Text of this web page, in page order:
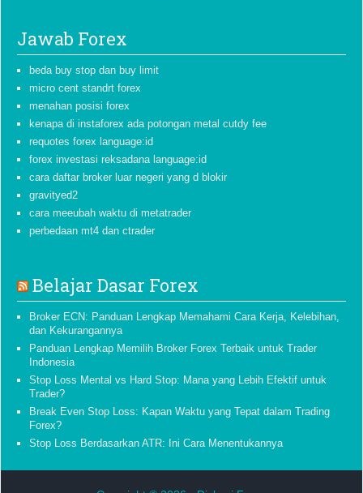
Jawab Forex
beda buy stop dan buy limit
micro cent standrt forex
menahan posisi forex
kenapa di instaforex ada potongan metal cutdy fee
requotes forex language:id
forex investasi reksadana language:id
cara daftar broker luar negeri yang d blokir
gravityed2
cara meeubah waktu di metatrader
perbedaan mt4 dan ctrader
Belajar Dasar Forex
Broker ECN: Panduan Lengkap Memahami Cara Kerja, Kelebihan,
dan Kekurangannya
Panduan Lengkap Memilih Broker Forex Terbaik untuk Trader
Indonesia
Stop Loss Mental vs Hard Stop: Mana yang Lebih Efektif untuk
Trader?
Break Even Stop Loss: Kapan Waktu yang Tepat dalam Trading
Forex?
Stop Loss Berdasarkan ATR: Ini Cara Menentukannya